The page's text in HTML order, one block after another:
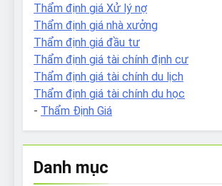
Thẩm định giá Xử lý nợ
Thẩm định giá nhà xưởng
Thẩm định giá đầu tư
Thẩm định giá tài chính định cư
Thẩm định giá tài chính du lịch
Thẩm định giá tài chính du học
- Thẩm Định Giá
Danh mục